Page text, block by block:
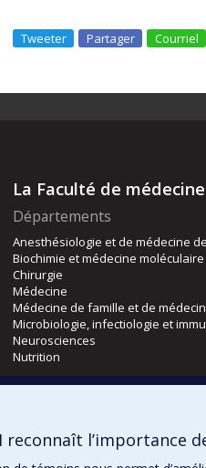
Tweeter Partager Courriel
La Faculté de médecine
Départements
Anesthésiologie et de médecine
Biochimie et médecine moléculaire
Chirurgie
Médecine
Médecine de famille et de
Microbiologie, infectiologie et
Neurosciences
Nutrition
Orthophonie et audiologie
reconnaît l’importance